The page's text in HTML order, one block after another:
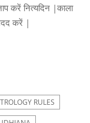
करें नित्यदिन |काला
करें |
RULES